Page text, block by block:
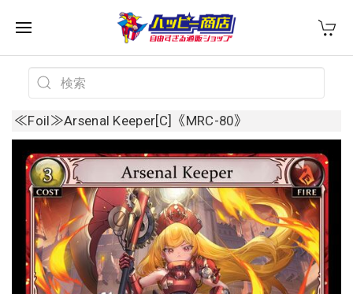
≪Foil≫Arsenal Keeper[C]《MRC-80》